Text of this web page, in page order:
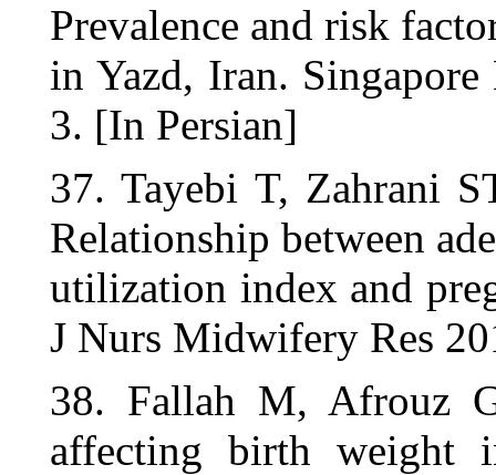
Prevalence
in Yazd,
3. [In
37. Tayebi
utilization
J Nurs
38. Fallah
affecting